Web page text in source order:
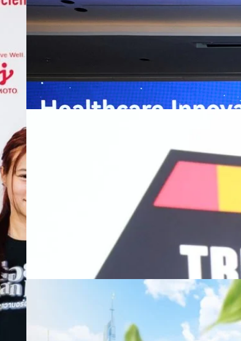
กรุงเทพฯ, 7 สิงหาคม 2569 — หัวเว่ย จัดงาน “Huawei AI+
Thailand Digital & AI Summit 2026 รวมผู้นำด้านนโยบา
พันธมิตรด้านเทคโนโลยีจากไทยและจีน ร่วมขับเคลื่อนอนา
ปัญญาประดิษฐ์ (AI) พร้อมประกาศความร่วมมือครั้งสำคัญ
ประเทศอย่างเป็นทางการ นายปีเตอร์ จาง ประธานกลุ่มธุ
เว่ย เทคโนโลยี่ จำกัด ได้กล่าวถึงความมุ่งมั่นของหัวเว่ยใ
สาธารณสุขไทย และบทบาทของเทคโนโลยี AI ในการยกร
ประชาชนได้อย่างทั่วถึงมากขึ้น ภายใต้แนวคิด “AI for
มาเปลี่ยนแปลงอุตสาหกรรมสาธารณสุขอย่างรวดเร็ว หัว
หลายแห่งในจีน เราเชื่อมั่นว่าความร่วมมือระหว่างหัวเว่ยกั
Read More
Recurring Revenue เร่งเครื่อง New
บริษัท ซินเน็ค (ประเทศไทย) จำกัด (มหาชน) หรือ
ไตรมาส 2 และงวด 6 เดือนแรกของปี 2569 เติบโต 17.8%
เติบโตของรายได้อย่างมีนัยสำคัญ พร้อมประกาศจ่ายเงินปั
ไม่ได้รับสิทธิปันผล (XD) วันที่ 19 สิงหาคม 2569 และกำห
ธิดา มงคลสุธี ประธานเจ้าหน้าที่บริหาร บริษัท ซินเน็ค (ประ
แรกบริษัทเดินหน้าขับเคลื่อน Business Transformation อ
สินค้าไอที สู่การเป็น Digital Infrastructure Platform เพื่
สัดส่วนธุรกิจที่มีมูลค่าเพิ่ม ควบคู่กับการขยายเครือข่ายพันธ
| 2 days ago
ครบรอบ 6 ปี สำนักข่าว TODAY เปิดเวทีใหญ่
TRANSITION ถกแนวทางปรับตัวสู่เศรษฐ